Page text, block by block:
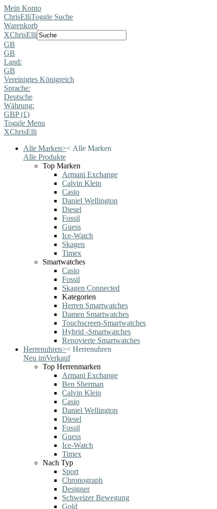
Mein Konto
ChrisElliToggle Suche
Warenkorb
XChrisElli
GB
GB
Land:
GB
Vereinigtes Königreich
Sprache:
Deutsche
Währung:
GBP (£)
Toggle Menu
XChrisElli
Alle Marken>< Alle Marken
Alle Produkte
Top Marken
Armani Exchange
Calvin Klein
Casio
Daniel Wellington
Diesel
Fossil
Guess
Ice-Watch
Skagen
Timex
Smartwatches
Casio
Fossil
Skagen Connected
Kategorien
Herren Smartwatches
Damen Smartwatches
Touchscreen-Smartwatches
Hybrid -Smartwatches
Renovierte Smartwatches
Herrenuhren>< Herrenuhren
Neu imVerkauf
Top Herrenmarken
Armani Exchange
Ben Sherman
Calvin Klein
Casio
Daniel Wellington
Diesel
Fossil
Guess
Ice-Watch
Timex
Nach Typ
Sport
Chronograph
Designer
Schweizer Bewegung
Gold